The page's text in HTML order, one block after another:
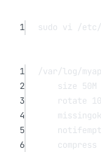
1 sudo vi /etc/
1
/var/log/
2
size 50M
3
rotate 10
4
missingok
5
6
compress